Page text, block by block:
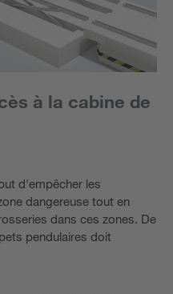
à la cabine de
d'empêcher les
dangereuse tout en
dans ces zones. De
pendulaires doit